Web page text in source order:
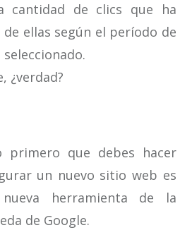
cantidad de clics que ha
ellas según el período de
¿verdad?
primero que debes hacer
un nuevo sitio web es
herramienta de la
de Google.